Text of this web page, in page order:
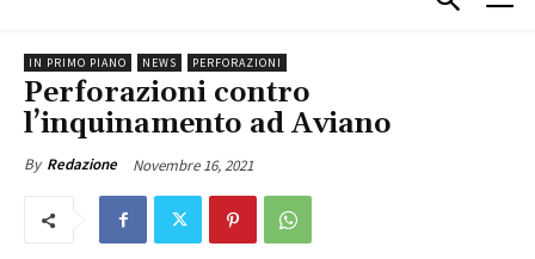
IN PRIMO PIANO NEWS PERFORAZIONI
Perforazioni contro
l’inquinamento ad Aviano
By Redazione Novembre 16, 2021